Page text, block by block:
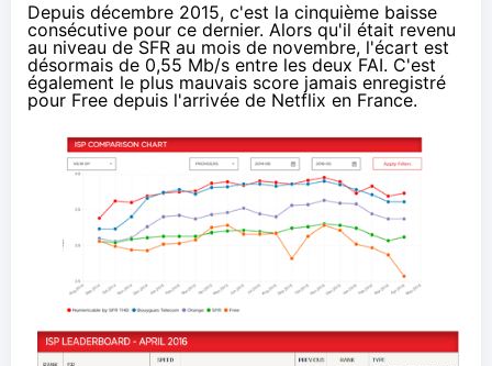
Depuis décembre 2015, c'est la cinquième baisse
consécutive pour ce dernier. Alors qu'il était revenu
au niveau deSFR au mois de novembre, l'écart est
désormais de 0,55 Mb/s entre les deux FAI. C'est
également le plus mauvais score jamais enregistré
pour Free depuis l'arrivée de Netflix en France.